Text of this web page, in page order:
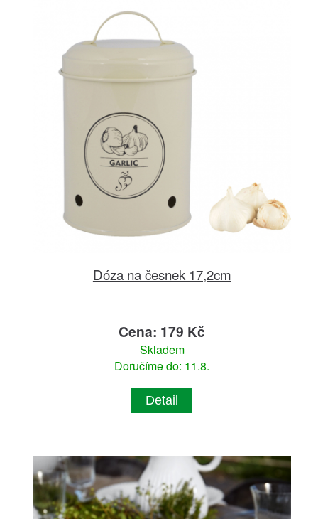
Dóza na česnek 17,2cm
Cena: 179 Kč
Skladem
Doručíme do: 11.8.
Detail